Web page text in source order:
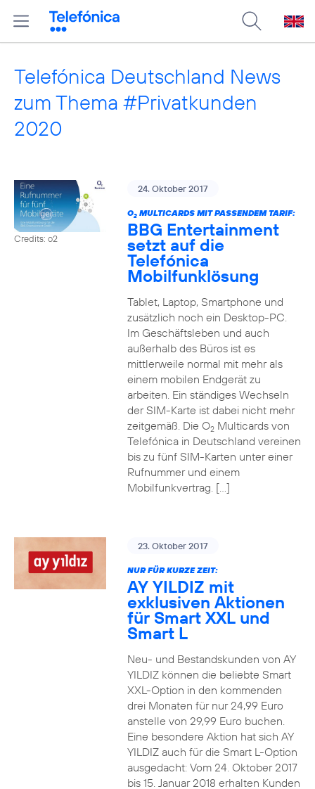
Telefónica Deutschland News
zum Thema #Privatkunden
2020
Credits: o2
24. Oktober 2017
O2MULTICARDS MIT PASSENDEM TARIF:
BBG Entertainment
setzt auf die
Telefónica
Mobilfunklösung
Tablet, Laptop, Smartphone und
zusätzlich noch ein Desktop-PC.
Im Geschäftsleben und auch
außerhalb des Büros ist es
mittlerweile normal mit mehr als
einem mobilen Endgerät zu
arbeiten. Ein ständiges Wechseln
der SIM-Karte ist dabei nicht mehr
zeitgemäß. Die O2Multicards von
Telefónica in Deutschland vereinen
bis zu fünf SIM-Karten unter einer
Rufnummer und einem
Mobilfunkvertrag. […]
23. Oktober 2017
NUR FÜR KURZE ZEIT:
AY YILDIZ mit
exklusiven Aktionen
für Smart XXL und
Smart L
Neu- und Bestandskunden von AY
YILDIZ können die beliebte Smart
XXL-Option in den kommenden
drei Monaten für nur 24,99 Euro
anstelle von 29,99 Euro buchen.
Eine besondere Aktion hat sich AY
YILDIZ auch für die Smart L-Option
ausgedacht: Vom 24. Oktober 2017
bis 15. Januar 2018 erhalten Kunden